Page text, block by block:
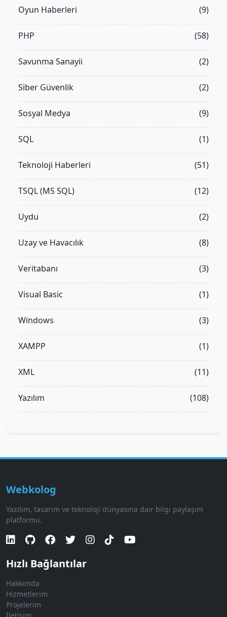
Oyun Haberleri (9)
PHP (58)
Savunma Sanayii (2)
Siber Güvenlik (2)
Sosyal Medya (9)
SQL (1)
Teknoloji Haberleri (51)
TSQL (MS SQL) (12)
Uydu (2)
Uzay ve Havacılık (8)
Veritabanı (3)
Visual Basic (1)
Windows (3)
XAMPP (1)
XML (11)
Yazılım (108)
Webkolog
Yazılım, tasarım ve teknoloji dünyasına dair bilgi paylaşım
platformu.
Hızlı Bağlantılar
Hakkımda
Hizmetlerim
Projelerim